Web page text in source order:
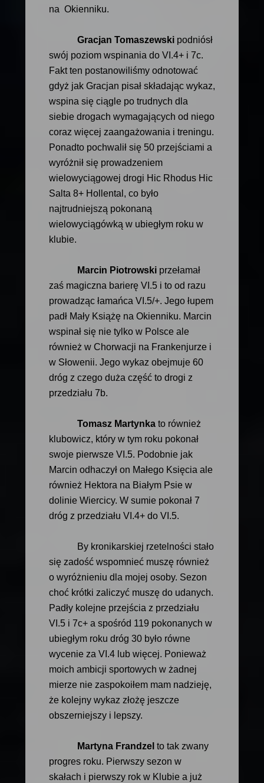
na Okienniku.
Gracjan Tomaszewskipodniósł
swój poziom wspinania do VI.4+ i 7c.
Fakt ten postanowiliśmy odnotować
gdyż jak Gracjan pisał składając wykaz,
wspina się ciągle po trudnych dla
siebie drogach wymagających od niego
coraz więcej zaangażowania i treningu.
Ponadto pochwalił się 50 przejściami a
wyróżnił się prowadzeniem
wielowyciągowej drogi Hic Rhodus Hic
Salta 8+ Hollental, co było
najtrudniejszą pokonaną
wielowyciągówką w ubiegłym roku w
klubie.
Marcin Piotrowskiprzełamał
zaś magiczna barierę VI.5 i to od razu
prowadząc łamańca VI.5/+. Jego łupem
padł Mały Książę na Okienniku. Marcin
wspinał się nie tylko w Polsce ale
również w Chorwacji na Frankenjurze i
w Słowenii. Jego wykaz obejmuje 60
dróg z czego duża część to drogi z
przedziału 7b.
Tomasz Martynkato również
klubowicz, który w tym roku pokonał
swoje pierwsze VI.5. Podobnie jak
Marcin odhaczył on Małego Księcia ale
również Hektora na Białym Psie w
dolinie Wiercicy. W sumie pokonał 7
dróg z przedziału VI.4+ do VI.5.
By kronikarskiej rzetelności stało
się zadość wspomnieć muszę również
o wyróżnieniu dla mojej osoby. Sezon
choć krótki zaliczyć muszę do udanych.
Padły kolejne przejścia z przedziału
VI.5 i 7c+ a spośród 119 pokonanych w
ubiegłym roku dróg 30 było równe
wycenie za VI.4 lub więcej. Ponieważ
moich ambicji sportowych w żadnej
mierze nie zaspokoiłem mam nadzieję,
że kolejny wykaz złożę jeszcze
obszerniejszy i lepszy.
Martyna Frandzel to tak zwany
progres roku. Pierwszy sezon w
skałach i pierwszy rok w Klubie a już